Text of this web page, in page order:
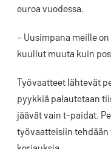
euroa vuodessa.
– Uusimpana meille
kuullut muuta kuin
Työvaatteet lähtevät
pyykkiä palautetaan
jäävät vain t-paidat.
työvaatteisiin tehdään